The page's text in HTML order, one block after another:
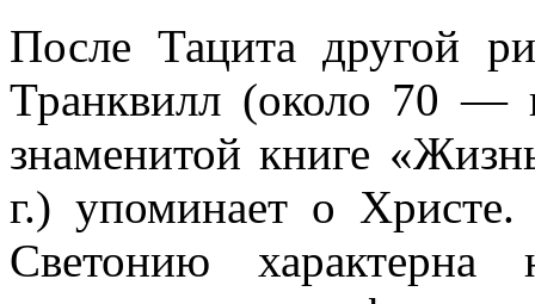
После Тацита другой
Транквилл (около 70 —
знаменитой книге
г.) упоминает о
Светонию характерна